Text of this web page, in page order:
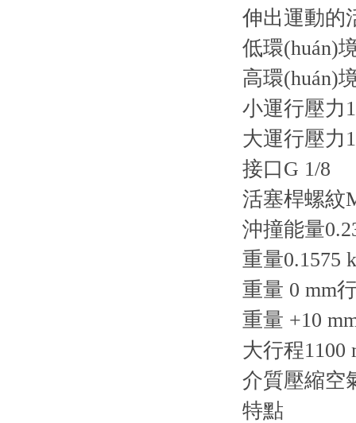
伸出運動的
低環(huán)
高環(huán)
小運行壓力
大運行壓力
接口G 1/8
活塞桿螺紋
沖撞能量
重量0.1575
重量 0 mm
重量 +10
大行程1100
介質壓縮空
特點